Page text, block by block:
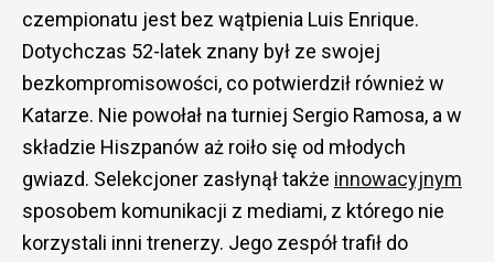
czempionatu jest bez wątpienia Luis Enrique.
Dotychczas 52-latek znany był ze swojej
bezkompromisowości, co potwierdził również w
Katarze. Nie powołał na turniej Sergio Ramosa, a w
składzie Hiszpanów aż roiło się od młodych
gwiazd. Selekcjoner zasłynął także innowacyjnym
sposobem komunikacji z mediami, z którego nie
korzystali inni trenerzy. Jego zespół trafił do